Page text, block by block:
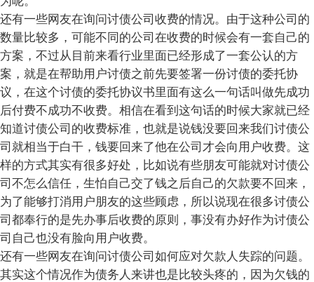
还有一些网友在询问讨债公司收费的情况。由于这种公司的
数量比较多，可能不同的公司在收费的时候会有一套自己的
方案，不过从目前来看行业里面已经形成了一套公认的方
案，就是在帮助用户讨债之前先要签署一份讨债的委托协
议，在这个讨债的委托协议书里面有这么一句话叫做先成功
后付费不成功不收费。相信在看到这句话的时候大家就已经
知道讨债公司的收费标准，也就是说钱没要回来我们讨债公
司就相当于白干，钱要回来了他在公司才会向用户收费。这
样的方式其实有很多好处，比如说有些朋友可能就对讨债公
司不怎么信任，生怕自己交了钱之后自己的欠款要不回来，
为了能够打消用户朋友的这些顾虑，所以说现在很多讨债公
司都奉行的是先办事后收费的原则，事没有办好作为讨债公
司自己也没有脸向用户收费。
还有一些网友在询问讨债公司如何应对欠款人失踪的问题。
其实这个情况作为债务人来讲也是比较头疼的，因为欠钱的